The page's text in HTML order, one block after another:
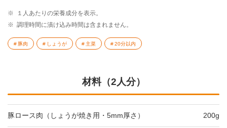
※
１人あたりの栄養成分を表示。
※ 調理時間に漬け込み時間は含まれません。
豚肉 しょうが 主菜 20分以内
材料（2人分）
豚ロース肉（しょうが焼き用・5mm厚さ） 200g